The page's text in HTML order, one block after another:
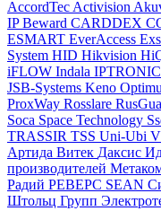
AccordTec Activision
IPBeward CARDDEX
ESMART EverAccess
System HID Hikvision
iFLOW Indala IPTRONIC
JSB-Systems Keno
ProxWay Rosslare
Soca Space Technology
TRASSIR TSS Uni-Ubi
Артида Витек Даксис
производителей
Радий РЕВЕРС SEAN
Штольц Групп